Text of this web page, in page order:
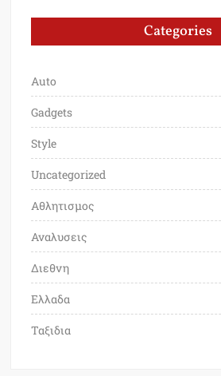
Categories
Auto
Gadgets
Style
Uncategorized
Αθλητισμος
Αναλυσεις
Διεθνη
Ελλαδα
Ταξιδια